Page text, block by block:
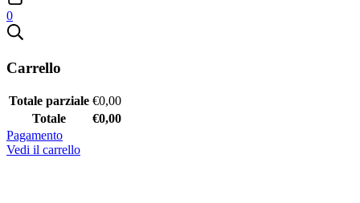
0
Carrello
Totale parziale €0,00
Totale
€0,00
Pagamento
Vedi il carrello